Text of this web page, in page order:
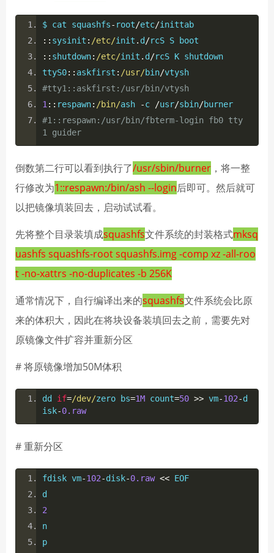
$ cat squashfs- root/etc/inittab
:: sysinit : /etc/init . d /rcS S boot
:: shutdown: /etc/init . d /rcS K shutdown
ttyS0:: askfirst : /usr/bin/vtysh
#tty1::askfirst:/usr/bin/vtysh
1 :: respawn: /bin/ash -c /usr/sbin/burner
#1::respawn:/usr/bin/fbterm-login fb0 tty
1 guider
倒数第二行可以看到执行了/usr/sbin/burner ，将一整
行修改为1::respawn:/bin/ash --login后即可。然后就可
以把镜像填装回去，启动试试看。
先将整个目录装填成squashfs文件系统的封装格式mksq
uashfs squashfs-root squashfs.img -comp xz -all-roo
t -no-xattrs -no-duplicates -b 256K
通常情况下，自行编译出来的squashfs文件系统会比原
来的体积大，因此在将块设备装填回去之前，需要先对
原镜像文件扩容并重新分区
# 将原镜像增加50M体积
dd if=/dev/zero bs=1M count=50 >> vm-102-d
isk-0.raw
# 重新分区
fdisk vm-102-disk-0.raw << EOF
d
2
n
p